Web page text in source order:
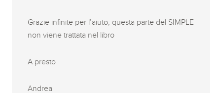
Grazie infinite per l’aiuto, questa parte del SIMPLE
non viene trattata nel libro
A presto
Andrea